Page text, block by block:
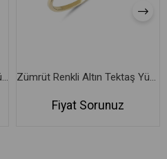
Baget Tektaşlı Altın Fantazi Yüzük Zümrüt Renkli Altın Tektaş Yüzük
Fiyat Sorunuz